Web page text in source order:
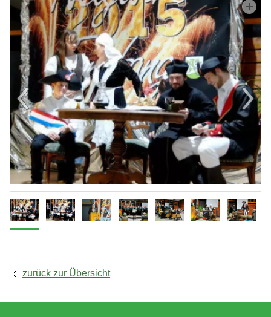
Leben
Tourismus & Kultur
Wirtschaft
Ausgrabungen
zurück zur Übersicht